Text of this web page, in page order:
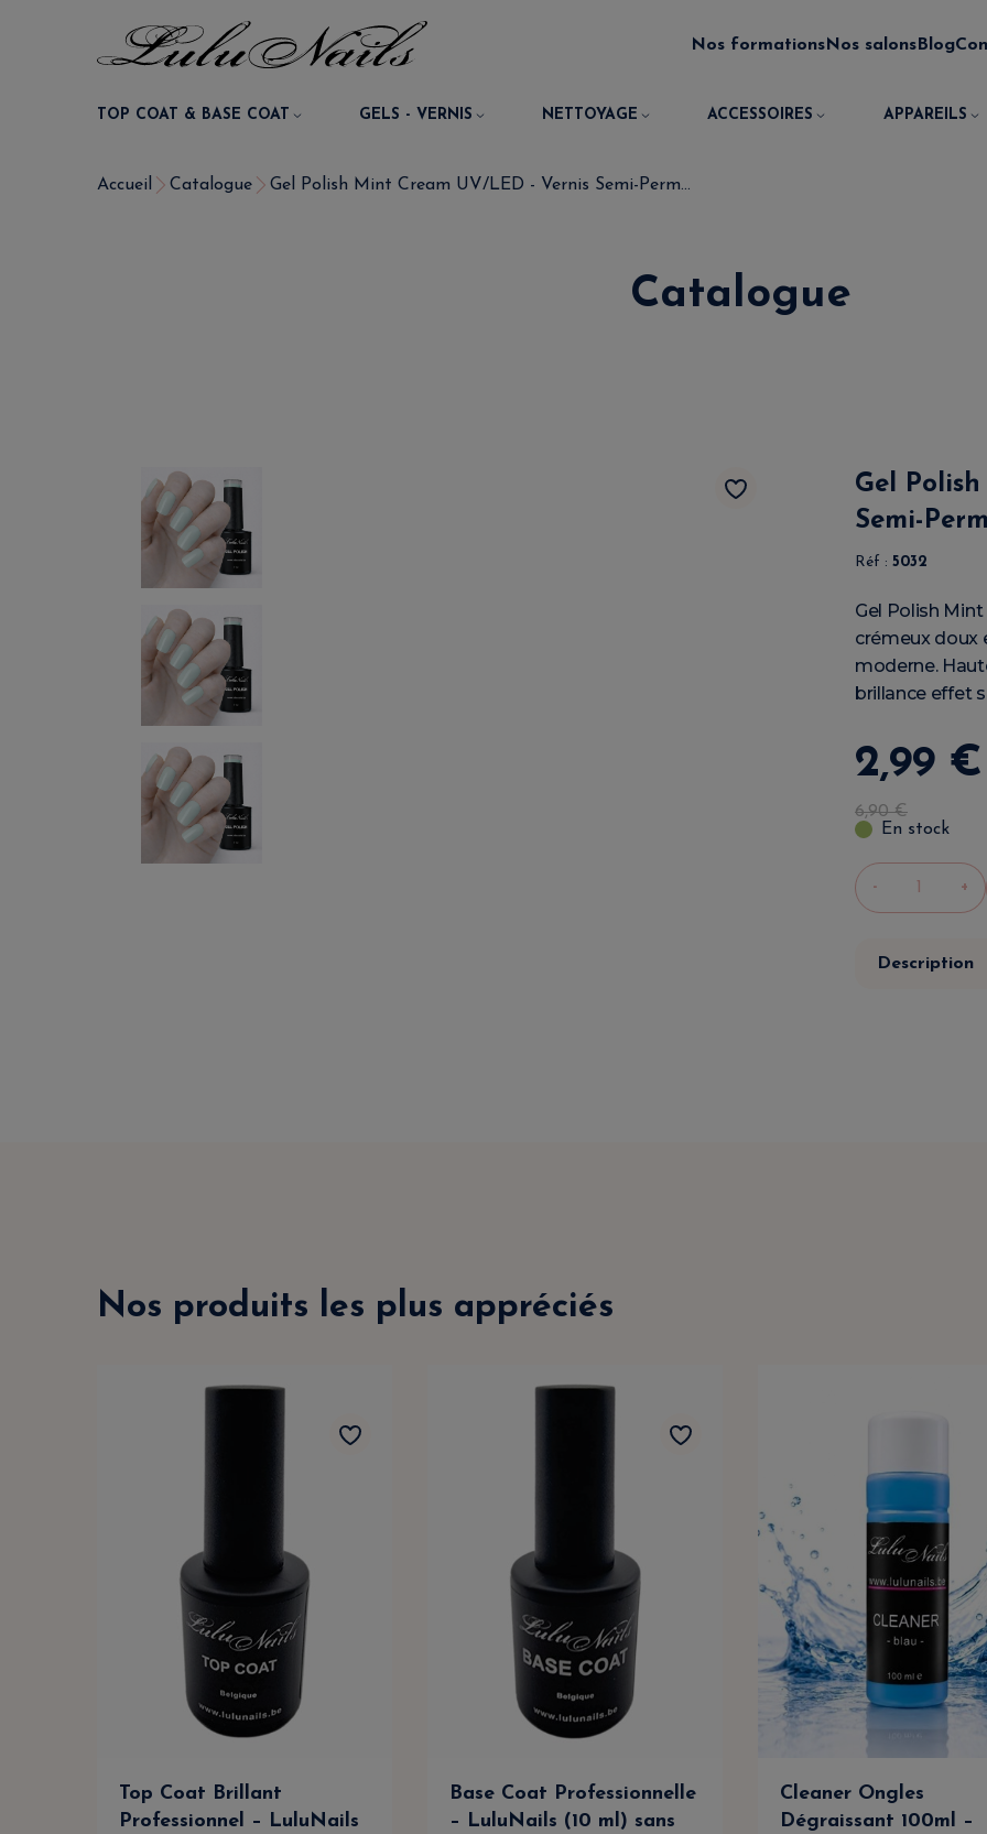
Nos formationsNos salons Blog
TOP COAT & BASE COAT GELS - VERNIS NETTOYAGE ACCESSOIRES APPAREILS
Accueil Catalogue Gel Polish Mint Cream UV/LED - Vernis Semi-Perm...
Catalogue
Gel
Semi-
Réf : 5032
Gel Polish
crémeux doux
moderne.
brillance effet
2,99 €
6,90€
En stock
- +
Description
Nos produits les plus appréciés
Top Coat Brillant
Professionnel – LuluNails
Base Coat Professionnelle
– LuluNails (10 ml) sans
Cleaner Ongles
Dégraissant 100ml –